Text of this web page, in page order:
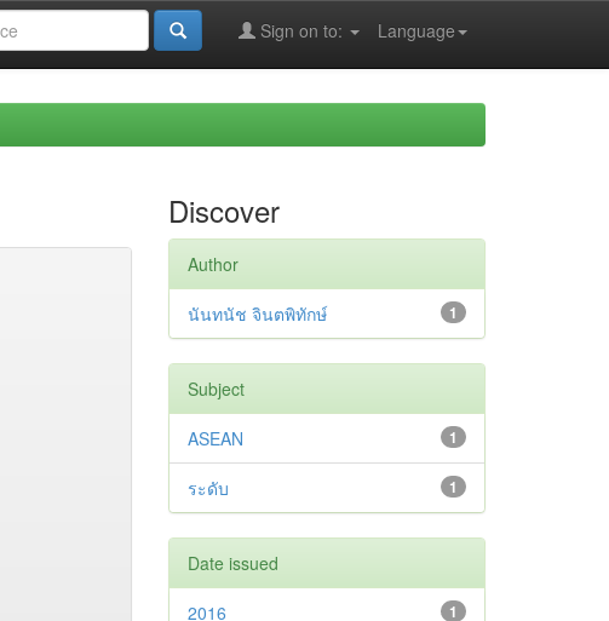
Language
Sign on to:
Discover
Author
1
นันทนัช จินตพิทักษ์
Subject
1
ASEAN
1
ระดับ
Date issued
1
2016